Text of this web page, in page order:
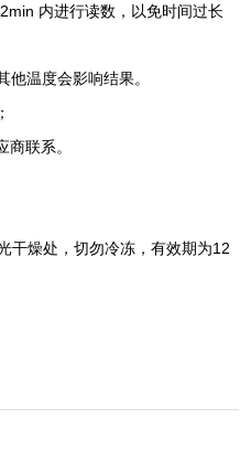
2min 内进行读数，以免时间过长
他温度会影响结果。
商联系。
干燥处，切勿冷冻，有效期为12